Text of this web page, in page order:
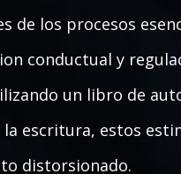
de los procesos
conductual y
un libro de
escritura, estos
distorsionado.